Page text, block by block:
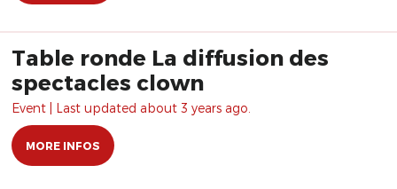
Table ronde La diffusion des
spectacles clown
Event | Last updated about 3 years ago.
MORE INFOS